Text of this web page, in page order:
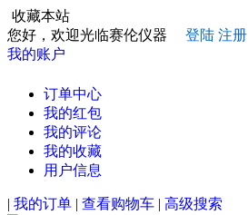
收藏本站
您好，欢迎光临赛伦仪器
登陆 注册
我的账户
订单中心
我的红包
我的评论
我的收藏
用户信息
| 我的订单 | 查看购物车 | 高级搜索